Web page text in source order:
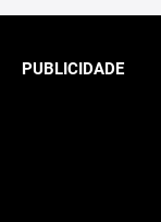
PUBLICIDADE